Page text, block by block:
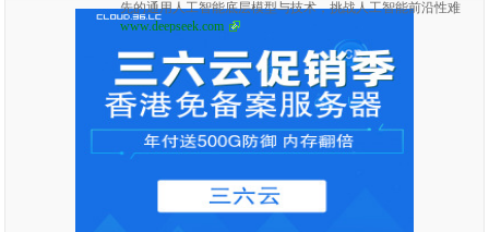
先的通用人工智能底层模型与技术，挑战人工智能前沿性难
题。基于自研训练框架、自建智算集群和万卡算力等资源，
深度求索团队仅用半年时间便已发布并开源多个百亿级参数
大模型
www.deepseek.com